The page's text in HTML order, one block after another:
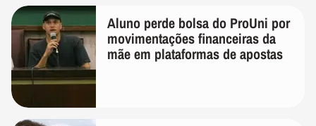
Aluno perde bolsa do ProUni por
movimentações financeiras da
mãe em plataformas de apostas